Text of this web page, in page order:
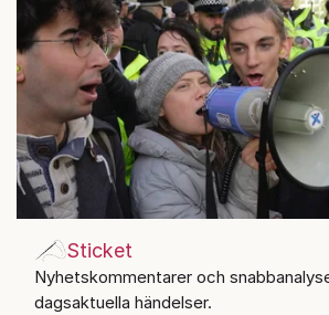
Sticket
Nyhetskommentarer och
dagsaktuella händelser.